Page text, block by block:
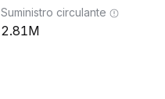
Suministro circulante
2.81M